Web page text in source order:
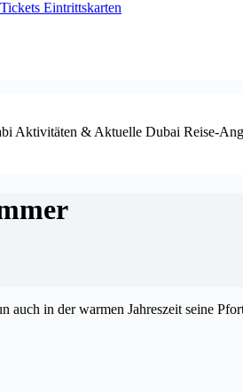
Eintrittskarten
Aktivitäten & Aktuelle Dubai Reise-
in der warmen Jahreszeit seine